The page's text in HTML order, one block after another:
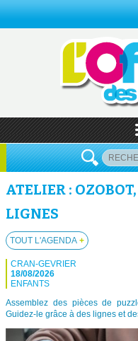
ATELIER :
LIGNES
TOUT L'AGENDA +
CRAN-GEVRIER
18/08/2026
ENFANTS
Assemblez des pièces de
Guidez-le grâce à des lignes et